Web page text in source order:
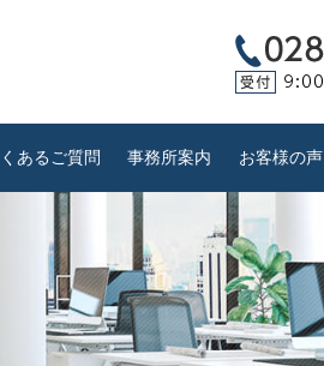
あるご質問 事務所案内 お客様の声